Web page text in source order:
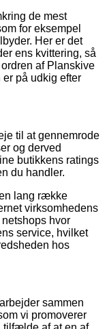
de mest
for eksempel
Her er det
ens kvittering, så
af Planskive
på udkig efter
til at gennemrode
og derved
butikkens ratings
du handler.
lang række
virksomhedens
hvor
service, hvilket
hos
sammen
vi promoverer